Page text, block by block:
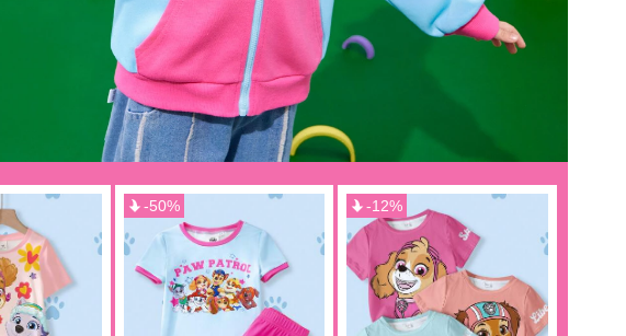
-50% -12%